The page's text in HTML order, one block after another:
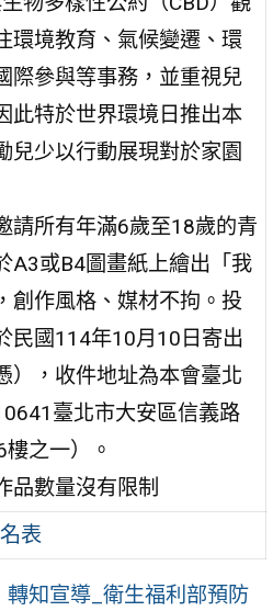
環境教育、氣候變遷、環
際參與等事務，並重視兒
此特於世界環境日推出本
兒少以行動展現對於家園
請所有年滿6歲至18歲的青
A3或B4圖畫紙上繪出「我
創作風格、媒材不拘。投
民國114年10月10日寄出
），收件地址為本會臺北
臺北市大安區信義路
之一）。
品數量沒有限制
表
轉知宣導_衛生福利部預防